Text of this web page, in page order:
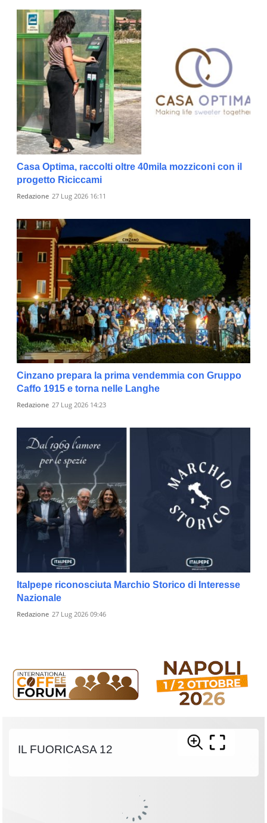
Casa Optima, raccolti oltre 40mila mozziconi con il
progetto Riciccami
Redazione 27 Lug 2026 16:11
Cinzano prepara la prima vendemmia con Gruppo
Caffo 1915 e torna nelle Langhe
Redazione 27 Lug 2026 14:23
Italpepe riconosciuta Marchio Storico di Interesse
Nazionale
Redazione 27 Lug 2026 09:46